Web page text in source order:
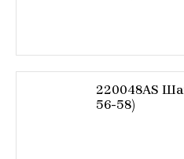
220048AS
56-58)